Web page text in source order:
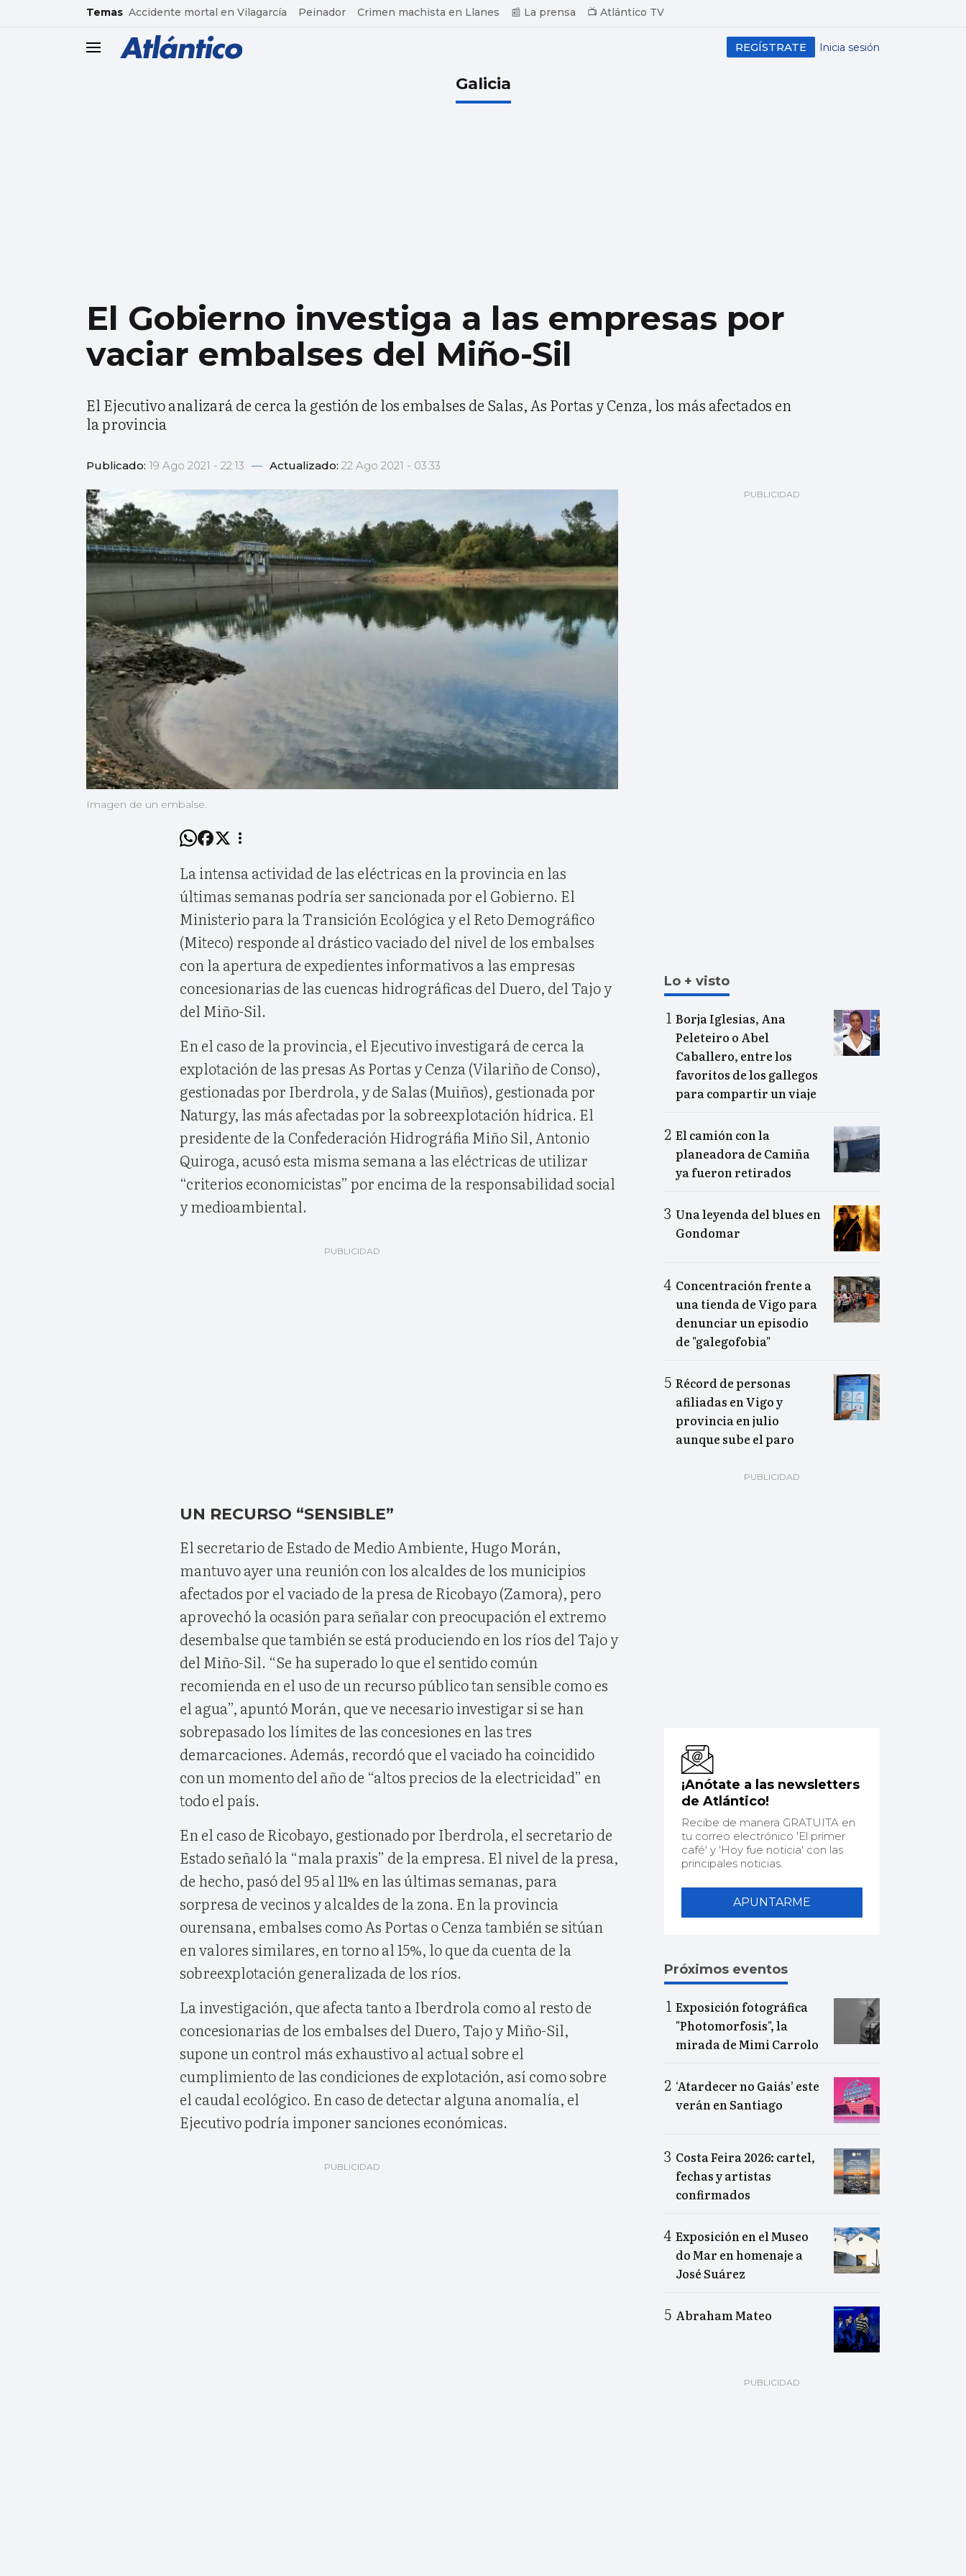
common.go-to-content
Temas Accidente mortal en Vilagarcía Peinador Crimen machista en Llanes 📰 La prensa 📺 Atlántico TV
header.menu.open Inicia sesión
REGÍSTRATE
Galicia
El Gobierno investiga a las empresas por
vaciar embalses del Miño-Sil
El Ejecutivo analizará de cerca la gestión de los embalses de Salas, As Portas y Cenza, los más afectados en
la provincia
Publicado: 19 Ago 2021 - 22:13 — Actualizado: 22 Ago 2021 - 03:33
Imagen de un embalse.
La intensa actividad de las eléctricas en la provincia en las
últimas semanas podría ser sancionada por el Gobierno. El
Ministerio para la Transición Ecológica y el Reto Demográfico
(Miteco) responde al drástico vaciado del nivel de los embalses
con la apertura de expedientes informativos a las empresas
concesionarias de las cuencas hidrográficas del Duero, del Tajo y
del Miño-Sil.
En el caso de la provincia, el Ejecutivo investigará de cerca la
explotación de las presas As Portas y Cenza (Vilariño de Conso),
gestionadas por Iberdrola, y de Salas (Muiños), gestionada por
Naturgy, las más afectadas por la sobreexplotación hídrica. El
presidente de la Confederación Hidrográfia Miño Sil, Antonio
Quiroga, acusó esta misma semana a las eléctricas de utilizar
“criterios economicistas” por encima de la responsabilidad social
y medioambiental.
UN RECURSO “SENSIBLE”
El secretario de Estado de Medio Ambiente, Hugo Morán,
mantuvo ayer una reunión con los alcaldes de los municipios
afectados por el vaciado de la presa de Ricobayo (Zamora), pero
aprovechó la ocasión para señalar con preocupación el extremo
desembalse que también se está produciendo en los ríos del Tajo y
del Miño-Sil. “Se ha superado lo que el sentido común
recomienda en el uso de un recurso público tan sensible como es
el agua”, apuntó Morán, que ve necesario investigar si se han
sobrepasado los límites de las concesiones en las tres
demarcaciones. Además, recordó que el vaciado ha coincidido
con un momento del año de “altos precios de la electricidad” en
todo el país.
En el caso de Ricobayo, gestionado por Iberdrola, el secretario de
Estado señaló la “mala praxis” de la empresa. El nivel de la presa,
de hecho, pasó del 95 al 11% en las últimas semanas, para
sorpresa de vecinos y alcaldes de la zona. En la provincia
ourensana, embalses como As Portas o Cenza también se sitúan
en valores similares, en torno al 15%, lo que da cuenta de la
sobreexplotación generalizada de los ríos.
La investigación, que afecta tanto a Iberdrola como al resto de
concesionarias de los embalses del Duero, Tajo y Miño-Sil,
supone un control más exhaustivo al actual sobre el
cumplimiento de las condiciones de explotación, así como sobre
el caudal ecológico. En caso de detectar alguna anomalía, el
Ejecutivo podría imponer sanciones económicas.
Lo + visto
Borja Iglesias, Ana
Peleteiro o Abel
Caballero, entre los
favoritos de los gallegos
para compartir un viaje
El camión con la
planeadora de Camiña
ya fueron retirados
Una leyenda del blues en
Gondomar
Concentración frente a
una tienda de Vigo para
denunciar un episodio
de "galegofobia"
Récord de personas
afiliadas en Vigo y
provincia en julio
aunque sube el paro
¡Anótate a las newsletters
de Atlántico!
Recibe de manera GRATUITA en
tu correo electrónico 'El primer
café' y 'Hoy fue noticia' con las
principales noticias.
APUNTARME
Próximos eventos
Exposición fotográfica
"Photomorfosis", la
mirada de Mimi Carrolo
‘Atardecer no Gaiás’ este
verán en Santiago
Costa Feira 2026: cartel,
fechas y artistas
confirmados
Exposición en el Museo
do Mar en homenaje a
José Suárez
Abraham Mateo